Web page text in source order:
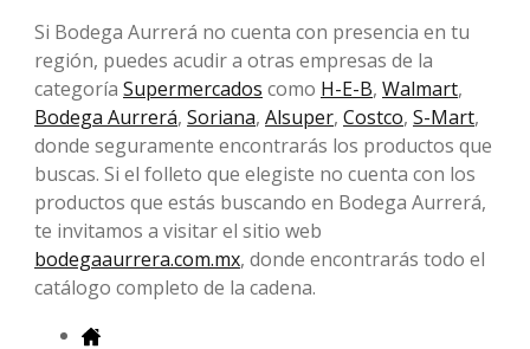
Si Bodega Aurrerá no cuenta con presencia en tu
región, puedes acudir a otras empresas de la
categoría Supermercados como H-E-B, Walmart,
Bodega Aurrerá, Soriana, Alsuper, Costco, S-Mart,
donde seguramente encontrarás los productos que
buscas. Si el folleto que elegiste no cuenta con los
productos que estás buscando en Bodega Aurrerá,
te invitamos a visitar el sitio web
bodegaaurrera.com.mx, donde encontrarás todo el
catálogo completo de la cadena.